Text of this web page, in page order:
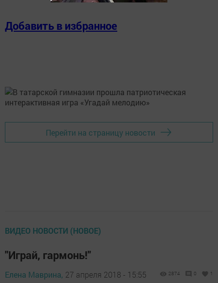
Добавить в избранное
Перейти на страницу новости
ВИДЕО НОВОСТИ (НОВОЕ)
"Играй, гармонь!"
Елена Маврина, 27 апреля 2018 - 15:55 2874 0 1